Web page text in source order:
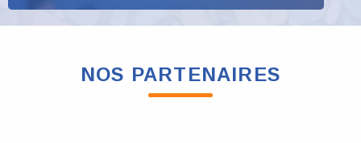
NOS PARTENAIRES